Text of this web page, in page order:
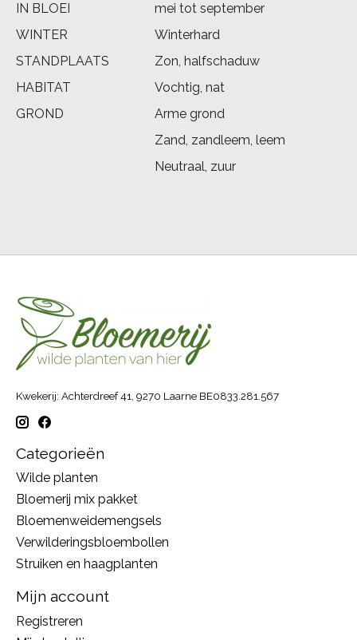
IN BLOEI
mei tot september
WINTER
Winterhard
STANDPLAATS
Zon, halfschaduw
HABITAT
Vochtig, nat
GROND
Arme grond
Zand, zandleem, leem
Neutraal, zuur
Kwekerij: Achterdreef 41, 9270 Laarne BE0833.281.567
Categorieën
Wilde planten
Bloemerij mix pakket
Bloemenweidemengsels
Verwilderingsbloembollen
Struiken en haagplanten
Mijn account
Registreren